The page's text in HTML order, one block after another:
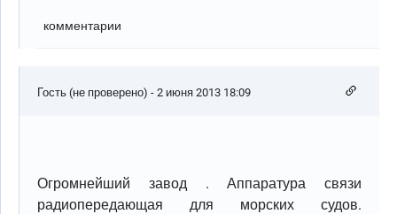
комментарии
Гость (не проверено) - 2 июня 2013 18:09
Огромнейший завод . Аппаратура связи
радиопередающая для морских судов.